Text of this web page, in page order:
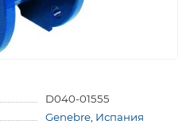
D040-01555
Genebre, Испания